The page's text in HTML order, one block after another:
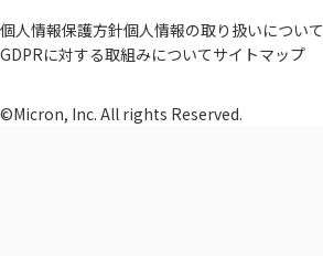
治験薬GMP構築支援
セラノスティクス
会社概要
その他
社員インタビュー
研修制度
個人情報保護方針個人情報の取り扱いについて
GDPRに対する取組みについてサイトマップ
©Micron, Inc. All rights Reserved.